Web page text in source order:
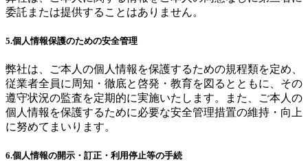
委託または提供することはありません。
5.個人情報保護のための安全管理
弊社は、ご本人の個人情報を保護するための規程類を定め、
従業者全員に周知・徹底と啓発・教育を図るとともに、その
遵守状況の監査を定期的に実施いたします。また、ご本人の
個人情報を保護するために必要な安全管理措置の維持・向上
に努めてまいります。
6.個人情報の開示・訂正・利用停止等の手続